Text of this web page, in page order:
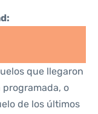
que llegaron
o
de los últimos